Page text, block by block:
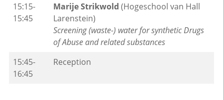
15:15-
15:45
Marije Strikwold (Hogeschool van Hall
Larenstein)
Screening (waste-) water for synthetic Drugs
of Abuse and related substances
15:45-
16:45
Reception